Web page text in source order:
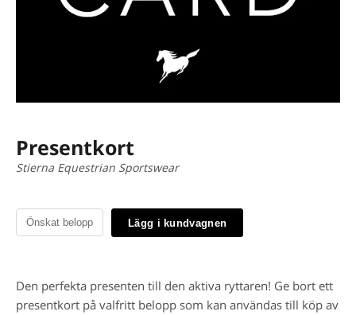
Presentkort
Stierna Equestrian Sportswear
Lägg i kundvagnen
Den perfekta presenten till den aktiva ryttaren! Ge bort ett
presentkort på valfritt belopp som kan användas till köp av